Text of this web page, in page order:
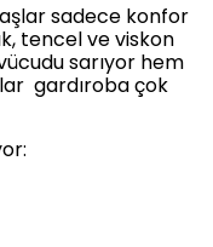
sadece konfor
tencel ve viskon
sarıyor hem
gardıroba çok